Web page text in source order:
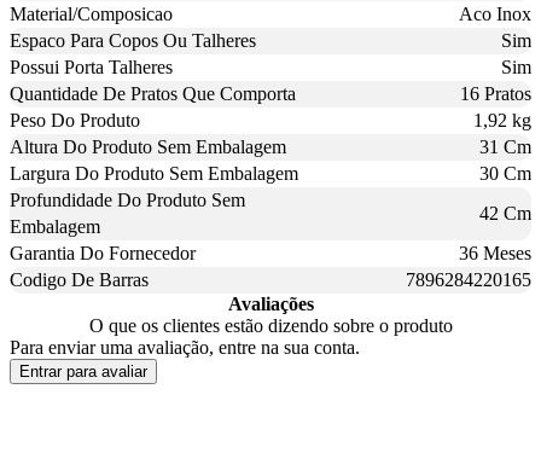
Material/Composicao
Aco Inox
Espaco Para Copos Ou Talheres
Sim
Possui Porta Talheres
Sim
Quantidade De Pratos Que Comporta
16 Pratos
Peso Do Produto
1,92 kg
Altura Do Produto Sem Embalagem
31 Cm
Largura Do Produto Sem Embalagem
30 Cm
Profundidade Do Produto Sem
Embalagem
42 Cm
Garantia Do Fornecedor
36 Meses
Codigo De Barras
7896284220165
Avaliações
O que os clientes estão dizendo sobre o produto
Para enviar uma avaliação, entre na sua conta.
Entrar para avaliar